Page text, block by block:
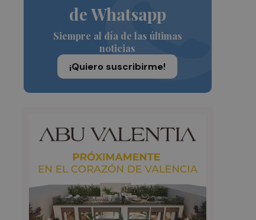
de Whatsapp
Siempre al día de las últimas
noticias
¡Quiero suscribirme!